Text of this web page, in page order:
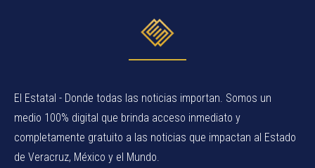
El Estatal - Donde todas las noticias importan. Somos un
medio 100% digital que brinda acceso inmediato y
completamente gratuito a las noticias que impactan al Estado
de Veracruz, México y el Mundo.